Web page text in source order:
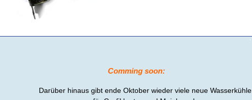
Comming soon:
Darüber hinaus gibt ende Oktober wieder viele neue